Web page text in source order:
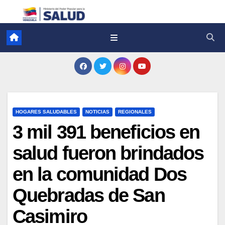
HOGARES SALUDABLES NOTICIAS REGIONALES
3 mil 391 beneficios en
salud fueron brindados
en la comunidad Dos
Quebradas de San
Casimiro